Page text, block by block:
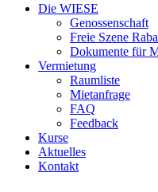
Close
Die WIESE
Genossenschaft
Freie Szene
Dokumente für
Vermietung
Raumliste
Mietanfrage
FAQ
Feedback
Kurse
Aktuelles
Kontakt